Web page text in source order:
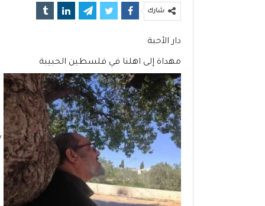
شارك
دار الأحبة
مهداة إلى اهلنا في فلسطين الحبيبة